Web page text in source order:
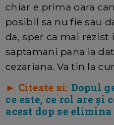
chiar e prima oara
posibil sa nu fie sau
da, sper ca mai rezist
saptamani pana la
cezariana. Va tin la
► Citeste si: Dopul
ce este, ce rol are și
acest dop se elimina